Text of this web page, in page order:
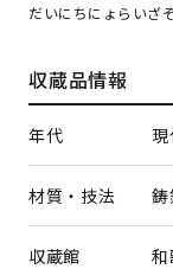
だいにちにょらい
収蔵品情報
年代
材質・技法
収蔵館 和